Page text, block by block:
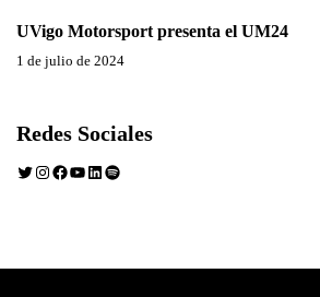
UVigo Motorsport presenta el UM24
1 de julio de 2024
Redes Sociales